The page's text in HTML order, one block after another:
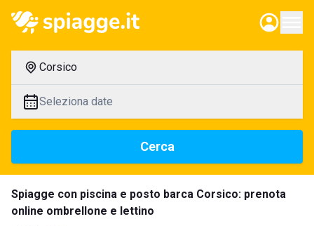
Corsico
Seleziona date
Cerca
Spiagge con piscina e posto barca Corsico: prenota
online ombrellone e lettino